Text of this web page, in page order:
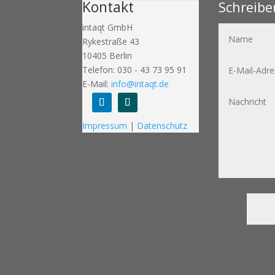
Kontakt
intaqt GmbH
Rykestraße 43
10405 Berlin
Telefon: 030 - 43 73 95 91
E-Mail:info@intaqt.de
Impressum | Datenschutz
Mail-